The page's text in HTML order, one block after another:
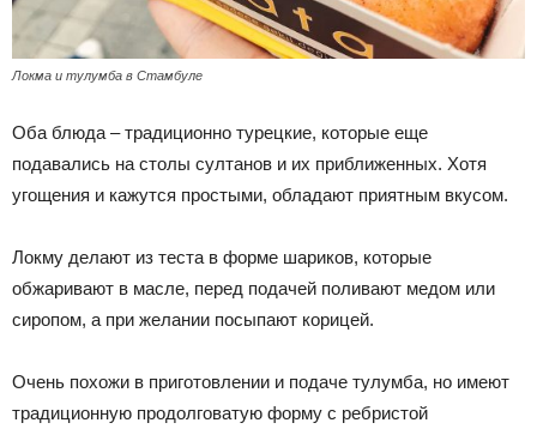
Локма и тулумба в Стамбуле
Оба блюда – традиционно турецкие, которые еще
подавались на столы султанов и их приближенных. Хотя
угощения и кажутся простыми, обладают приятным вкусом.
Локму делают из теста в форме шариков, которые
обжаривают в масле, перед подачей поливают медом или
сиропом, а при желании посыпают корицей.
Очень похожи в приготовлении и подаче тулумба, но имеют
традиционную продолговатую форму с ребристой